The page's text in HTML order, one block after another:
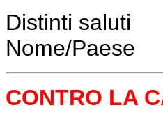
Distinti saluti
Nome/Paese
CONTRO LA